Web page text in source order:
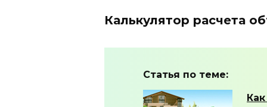
Калькулятор расчета
Статья по теме: